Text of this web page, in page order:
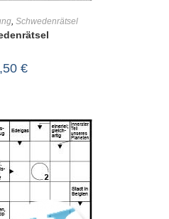
, Schwedenrätsel
€